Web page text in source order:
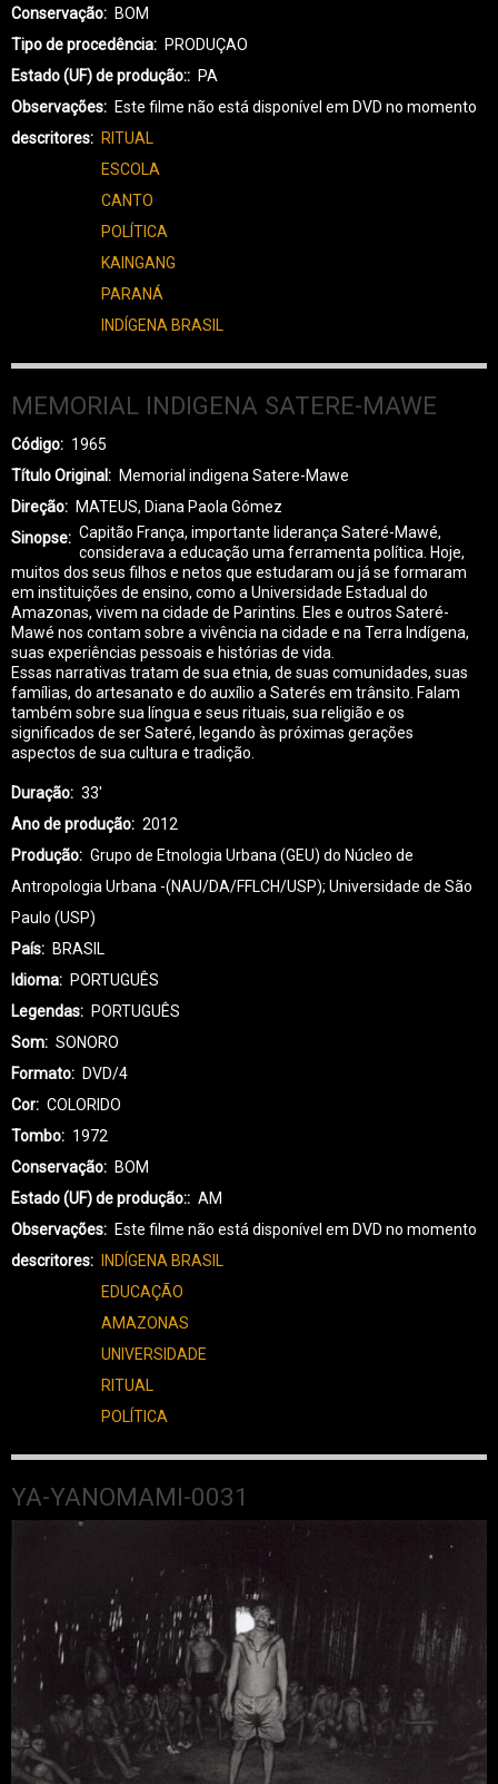
Conservação
BOM
Tipo de procedência
PRODUÇAO
Estado (UF) de produção:
PA
Observações
Este filme não está disponível em DVD no momento
descritores
RITUAL
ESCOLA
CANTO
POLÍTICA
KAINGANG
PARANÁ
INDÍGENA BRASIL
MEMORIAL INDIGENA SATERE-MAWE
Código
1965
Título Original
Memorial indigena Satere-Mawe
Direção
MATEUS, Diana Paola Gómez
Sinopse
Capitão França, importante liderança Sateré-Mawé,
considerava a educação uma ferramenta política. Hoje,
muitos dos seus filhos e netos que estudaram ou já se formaram
em instituições de ensino, como a Universidade Estadual do
Amazonas, vivem na cidade de Parintins. Eles e outros Sateré-
Mawé nos contam sobre a vivência na cidade e na Terra Indígena,
suas experiências pessoais e histórias de vida.
Essas narrativas tratam de sua etnia, de suas comunidades, suas
famílias, do artesanato e do auxílio a Saterés em trânsito. Falam
também sobre sua língua e seus rituais, sua religião e os
significados de ser Sateré, legando às próximas gerações
aspectos de sua cultura e tradição.
Duração
33'
Ano de produção
2012
Produção
Grupo de Etnologia Urbana (GEU) do Núcleo de
Antropologia Urbana -(NAU/DA/FFLCH/USP); Universidade de São
Paulo (USP)
País
BRASIL
Idioma
PORTUGUÊS
Legendas
PORTUGUÊS
Som
SONORO
Formato
DVD/4
Cor
COLORIDO
Tombo
1972
Conservação
BOM
Estado (UF) de produção:
AM
Observações
Este filme não está disponível em DVD no momento
descritores
INDÍGENA BRASIL
EDUCAÇÃO
AMAZONAS
UNIVERSIDADE
RITUAL
POLÍTICA
YA-YANOMAMI-0031